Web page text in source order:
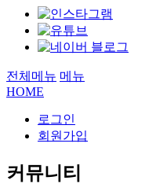
전체메뉴 메뉴
HOME
로그인
회원가입
커뮤니티